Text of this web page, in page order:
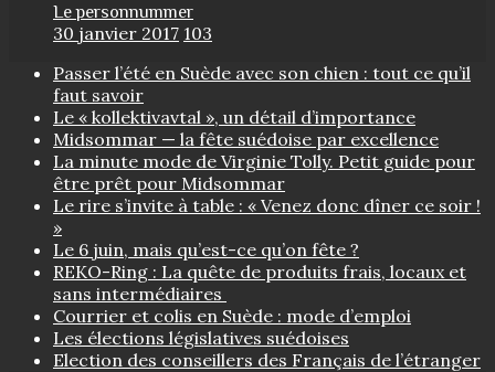
Le personnummer
30 janvier 2017 103
Passer l’été en Suède avec son chien : tout ce qu’il
faut savoir
Le « kollektivavtal », un détail d’importance
Midsommar — la fête suédoise par excellence
La minute mode de Virginie Tolly. Petit guide pour
être prêt pour Midsommar
Le rire s’invite à table : « Venez donc dîner ce soir !
»
Le 6 juin, mais qu’est-ce qu’on fête ?
REKO-Ring : La quête de produits frais, locaux et
sans intermédiaires
Courrier et colis en Suède : mode d’emploi
Les élections législatives suédoises
Election des conseillers des Français de l’étranger